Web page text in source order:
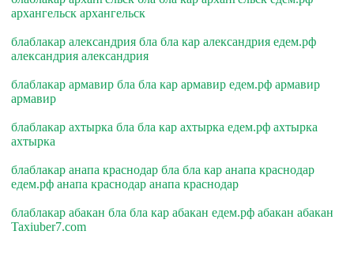
архангельск архангельск
блаблакар александрия бла бла кар александрия едем.рф
александрия александрия
блаблакар армавир бла бла кар армавир едем.рф армавир
армавир
блаблакар ахтырка бла бла кар ахтырка едем.рф ахтырка
ахтырка
блаблакар анапа краснодар бла бла кар анапа краснодар
едем.рф анапа краснодар анапа краснодар
блаблакар абакан бла бла кар абакан едем.рф абакан абакан
Taxiuber7.com